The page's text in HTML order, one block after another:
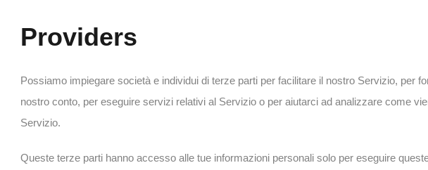
Providers
Possiamo impiegare società e individui di terze parti per facilitare il nostro Servizio, per
nostro conto, per eseguire servizi relativi al Servizio o per aiutarci ad analizzare come
Servizio.
Queste terze parti hanno accesso alle tue informazioni personali solo per eseguire